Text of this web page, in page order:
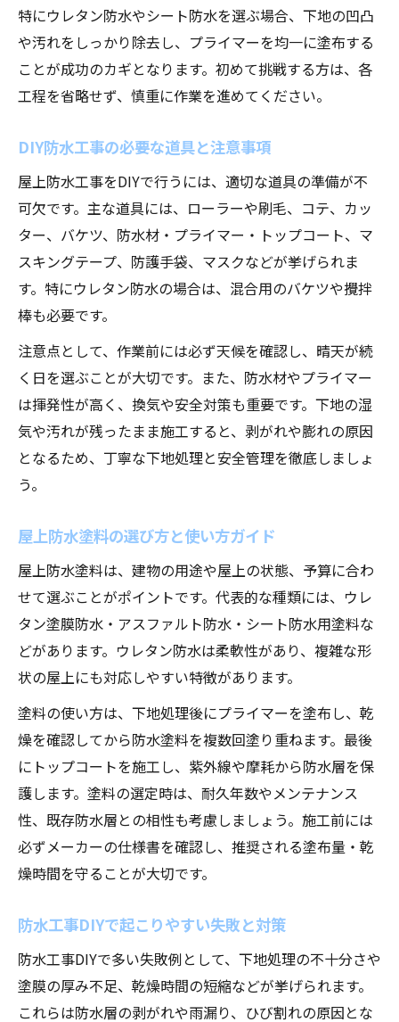
特にウレタン防水やシート防水を選ぶ場合、下地の凹凸
や汚れをしっかり除去し、プライマーを均一に塗布する
ことが成功のカギとなります。初めて挑戦する方は、各
工程を省略せず、慎重に作業を進めてください。
DIY防水工事の必要な道具と注意事項
屋上防水工事をDIYで行うには、適切な道具の準備が不
可欠です。主な道具には、ローラーや刷毛、コテ、カッ
ター、バケツ、防水材・プライマー・トップコート、マ
スキングテープ、防護手袋、マスクなどが挙げられま
す。特にウレタン防水の場合は、混合用のバケツや攪拌
棒も必要です。
注意点として、作業前には必ず天候を確認し、晴天が続
く日を選ぶことが大切です。また、防水材やプライマー
は揮発性が高く、換気や安全対策も重要です。下地の湿
気や汚れが残ったまま施工すると、剥がれや膨れの原因
となるため、丁寧な下地処理と安全管理を徹底しましょ
う。
屋上防水塗料の選び方と使い方ガイド
屋上防水塗料は、建物の用途や屋上の状態、予算に合わ
せて選ぶことがポイントです。代表的な種類には、ウレ
タン塗膜防水・アスファルト防水・シート防水用塗料な
どがあります。ウレタン防水は柔軟性があり、複雑な形
状の屋上にも対応しやすい特徴があります。
塗料の使い方は、下地処理後にプライマーを塗布し、乾
燥を確認してから防水塗料を複数回塗り重ねます。最後
にトップコートを施工し、紫外線や摩耗から防水層を保
護します。塗料の選定時は、耐久年数やメンテナンス
性、既存防水層との相性も考慮しましょう。施工前には
必ずメーカーの仕様書を確認し、推奨される塗布量・乾
燥時間を守ることが大切です。
防水工事DIYで起こりやすい失敗と対策
防水工事DIYで多い失敗例として、下地処理の不十分さや
塗膜の厚み不足、乾燥時間の短縮などが挙げられます。
これらは防水層の剥がれや雨漏り、ひび割れの原因とな